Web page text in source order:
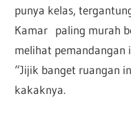
punya kelas,
Kamar paling murah
melihat pemandangan
“Jijik banget ruangan
kakaknya.